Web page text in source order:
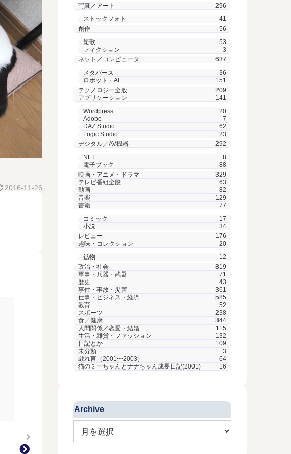
2016-11-26
キング・オブ・モンス
5月31日、夜、『ゴジラ キン
グ・オブ・モンスターズ』を、
妻と一緒に観てきた。 ド迫力の
スピード感あるゴシラ映画だっ
地方選挙で躍進したという。
写真／アート
296
ストックフォト
41
創作
56
短歌
53
フィクション
3
ネット／コンピュータ
637
メタバース
36
ロボット・AI
151
テクノロジー全般
209
アプリケーション
141
Wordpress
20
Adobe
7
DAZ Studio
62
Logic Studio
23
デジタル／AV機器
292
NFT
8
電子ブック
88
映画・アニメ・ドラマ
329
テレビ番組全般
63
動画
82
音楽
129
書籍
77
コミック
17
小説
34
レビュー
176
趣味・コレクション
20
鉱物
12
政治・社会
819
軍事・兵器・武器
71
歴史
43
事件・事故・災害
361
仕事・ビジネス・経済
585
教育
52
スポーツ
238
食／健康
344
人間関係／恋愛・結婚
115
生活・雑貨・ファッション
132
日記とか
109
未分類
3
戯れ言（2001〜2003）
64
猫のミーちゃんとナナちゃん成長日記(2001)
16
Archive